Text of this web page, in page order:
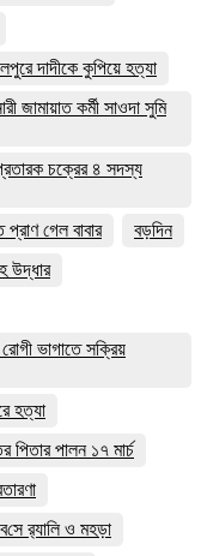
দাদীকে কুপিয়ে হত্যা
কর্মী সাওদা সুমি
চক্রের ৪ সদস্য
প্রাণ গেল বাবার
বড়দিন
উদ্ধার
ভাগাতে সক্রিয়
হত্যা
পিতার পালন ১৭ মার্চ
র‌্যালি ও মহড়া